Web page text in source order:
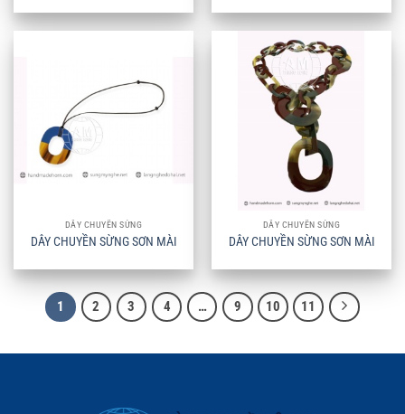
DÂY CHUYỀN SỪNG
DÂY CHUYỀN SỪNG SƠN MÀI
DÂY CHUYỀN SỪNG
DÂY CHUYỀN SỪNG SƠN MÀI
1 2 3 4 … 9 10 11